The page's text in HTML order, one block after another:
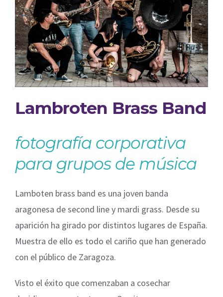
Lambroten Brass Band
fotografía corporativa
para grupos de música
Lamboten brass band es una joven banda
aragonesa de second line y mardi grass. Desde su
aparición ha girado por distintos lugares de España.
Muestra de ello es todo el cariño que han generado
con el público de Zaragoza.
Visto el éxito que comenzaban a cosechar